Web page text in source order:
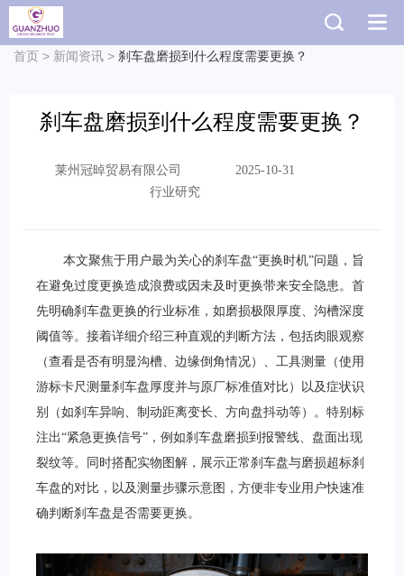
首页 > 新闻资讯 > 刹车盘磨损到什么程度需要更换？
刹车盘磨损到什么程度需要更换？
莱州冠晫贸易有限公司
2025-10-31
行业研究
本文聚焦于用户最为关心的刹车盘“更换时机”问题，旨
在避免过度更换造成浪费或因未及时更换带来安全隐患。首
先明确刹车盘更换的行业标准，如磨损极限厚度、沟槽深度
阈值等。接着详细介绍三种直观的判断方法，包括肉眼观察
（查看是否有明显沟槽、边缘倒角情况）、工具测量（使用
游标卡尺测量刹车盘厚度并与原厂标准值对比）以及症状识
别（如刹车异响、制动距离变长、方向盘抖动等）。特别标
注出“紧急更换信号”，例如刹车盘磨损到报警线、盘面出现
裂纹等。同时搭配实物图解，展示正常刹车盘与磨损超标刹
车盘的对比，以及测量步骤示意图，方便非专业用户快速准
确判断刹车盘是否需要更换。